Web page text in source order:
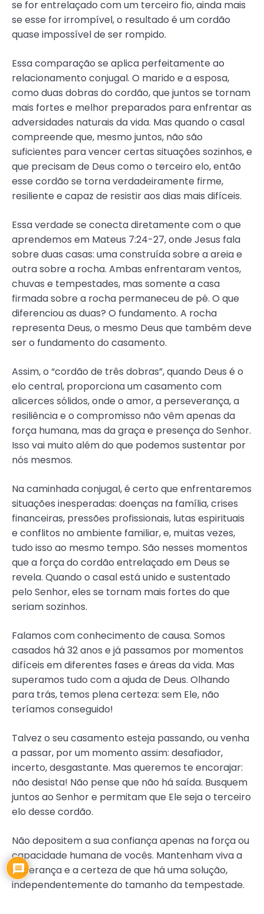
se for entrelaçado com um terceiro fio, ainda mais
se esse for irrompível, o resultado é um cordão
quase impossível de ser rompido.
Essa comparação se aplica perfeitamente ao
relacionamento conjugal. O marido e a esposa,
como duas dobras do cordão, que juntos se tornam
mais fortes e melhor preparados para enfrentar as
adversidades naturais da vida. Mas quando o casal
compreende que, mesmo juntos, não são
suficientes para vencer certas situações sozinhos, e
que precisam de Deus como o terceiro elo, então
esse cordão se torna verdadeiramente firme,
resiliente e capaz de resistir aos dias mais difíceis.
Essa verdade se conecta diretamente com o que
aprendemos em Mateus 7:24-27, onde Jesus fala
sobre duas casas: uma construída sobre a areia e
outra sobre a rocha. Ambas enfrentaram ventos,
chuvas e tempestades, mas somente a casa
firmada sobre a rocha permaneceu de pé. O que
diferenciou as duas? O fundamento. A rocha
representa Deus, o mesmo Deus que também deve
ser o fundamento do casamento.
Assim, o “cordão de três dobras”, quando Deus é o
elo central, proporciona um casamento com
alicerces sólidos, onde o amor, a perseverança, a
resiliência e o compromisso não vêm apenas da
força humana, mas da graça e presença do Senhor.
Isso vai muito além do que podemos sustentar por
nós mesmos.
Na caminhada conjugal, é certo que enfrentaremos
situações inesperadas: doenças na família, crises
financeiras, pressões profissionais, lutas espirituais
e conflitos no ambiente familiar, e, muitas vezes,
tudo isso ao mesmo tempo. São nesses momentos
que a força do cordão entrelaçado em Deus se
revela. Quando o casal está unido e sustentado
pelo Senhor, eles se tornam mais fortes do que
seriam sozinhos.
Falamos com conhecimento de causa. Somos
casados há 32 anos e já passamos por momentos
difíceis em diferentes fases e áreas da vida. Mas
superamos tudo com a ajuda de Deus. Olhando
para trás, temos plena certeza: sem Ele, não
teríamos conseguido!
Talvez o seu casamento esteja passando, ou venha
a passar, por um momento assim: desafiador,
incerto, desgastante. Mas queremos te encorajar:
não desista! Não pense que não há saída. Busquem
juntos ao Senhor e permitam que Ele seja o terceiro
elo desse cordão.
Não depositem a sua confiança apenas na força ou
capacidade humana de vocês. Mantenham viva a
esperança e a certeza de que há uma solução,
independentemente do tamanho da tempestade.